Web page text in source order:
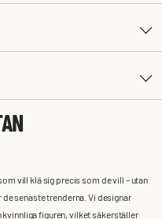
vill klä sig precis som de vill – utan
senaste trenderna. Vi designar
figuren, vilket säkerställer